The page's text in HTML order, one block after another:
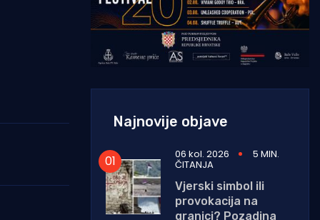
Najnovije objave
06 kol. 2026 5 MIN.
ČITANJA
Vjerski simbol ili
provokacija na
granici? Pozadina